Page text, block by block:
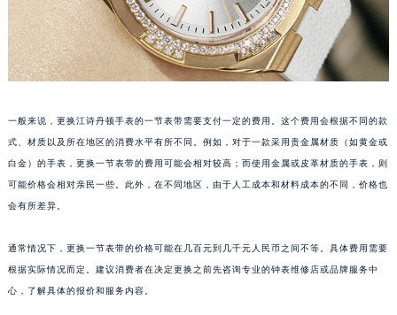
一般来说，更换江诗丹顿手表的一节表带需要支付一定的费用。这个费用会根据不同的款
式、材质以及所在地区的消费水平有所不同。例如，对于一款采用贵金属材质（如黄金或
白金）的手表，更换一节表带的费用可能会相对较高；而使用金属或皮革材质的手表，则
可能价格会相对亲民一些。此外，在不同地区，由于人工成本和材料成本的不同，价格也
会有所差异。
通常情况下，更换一节表带的价格可能在几百元到几千元人民币之间不等。具体费用需要
根据实际情况而定。建议消费者在决定更换之前先咨询专业的钟表维修店或品牌服务中
心，了解具体的报价和服务内容。